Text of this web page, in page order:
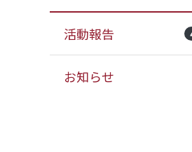
活動報告
お知らせ